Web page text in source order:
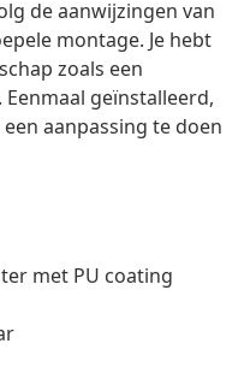
de aanwijzingen van
montage. Je hebt
zoals een
geïnstalleerd,
aanpassing te doen
met PU coating